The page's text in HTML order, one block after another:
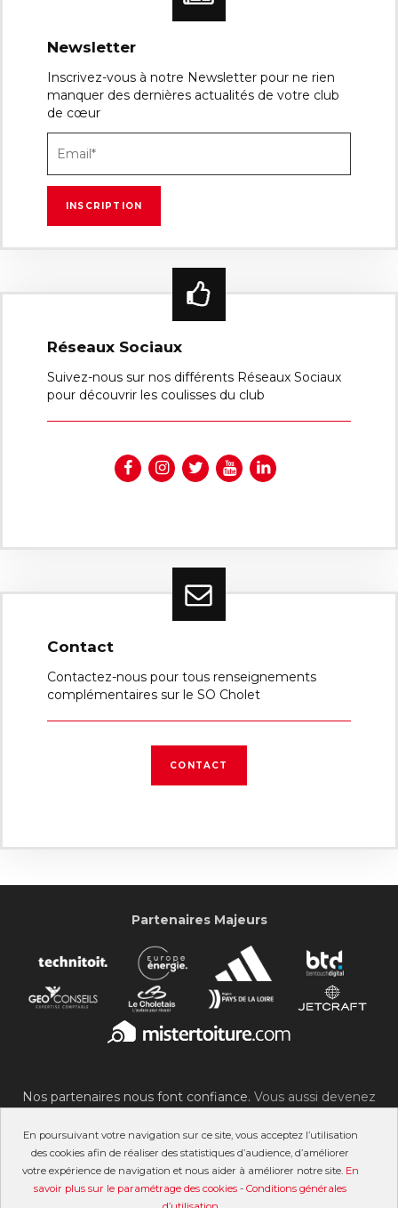
En poursuivant votre navigation sur ce site, vous acceptez l’utilisation
des cookies afin de réaliser des statistiques d’audience, d’améliorer
votre expérience de navigation et nous aider à améliorer notre site. En
savoir plus sur le paramétrage des cookies - Conditions générales
Newsletter
Inscrivez-vous à notre Newsletter pour ne rien
manquer des dernières actualités de votre club
de cœur
Réseaux Sociaux
Suivez-nous sur nos différents Réseaux Sociaux
pour découvrir les coulisses du club
Contact
Contactez-nous pour tous renseignements
complémentaires sur le SO Cholet
CONTACT
Partenaires Majeurs
Nos partenaires nous font confiance. Vous aussi devenez
©2007-2026 Stade Olympique Choletais